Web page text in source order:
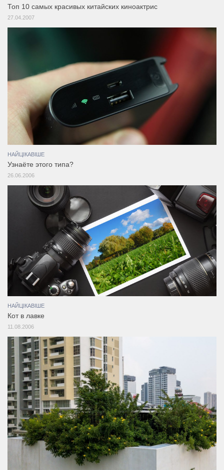
Топ 10 самых красивых китайских киноактрис
27.04.2007
НАЙЦІКАВІШЕ
Узнаёте этого типа?
26.06.2006
НАЙЦІКАВІШЕ
Кот в лавке
11.08.2006